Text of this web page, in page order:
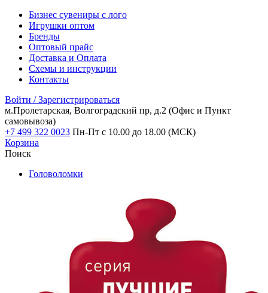
Бизнес сувениры с лого
Игрушки оптом
Бренды
Оптовый прайс
Доставка и Оплата
Схемы и инструкции
Контакты
Войти / Зарегистрироваться
м.Пролетарская, Волгоградский пр, д.2 (Офис и Пункт
самовывоза)
+7 499 322 0023 Пн-Пт с 10.00 до 18.00 (МСК)
Корзина
Поиск
Головоломки